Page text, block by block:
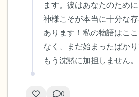
ます。彼はあなたのために
神様こそが本当に十分な
あります！私の物語はこ
なく、まだ始まったばか
もう沈黙に加担しません。
0